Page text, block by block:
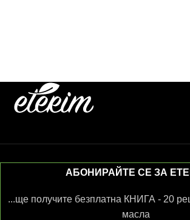
АБОНИРАЙТЕ СЕ ЗА
...ще получите безплатна КНИГА - 20
масла